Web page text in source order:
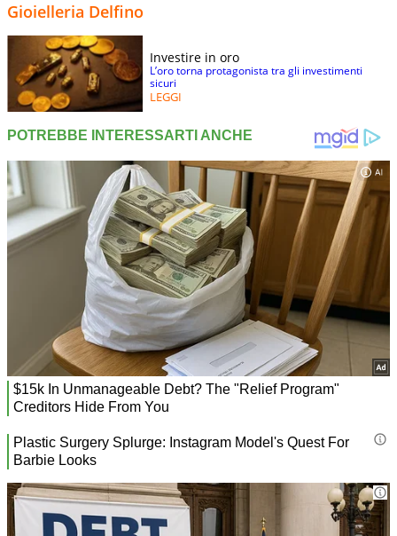
Gioielleria Delfino
Investire in oro
L’oro torna protagonista tra gli investimenti
sicuri
LEGGI